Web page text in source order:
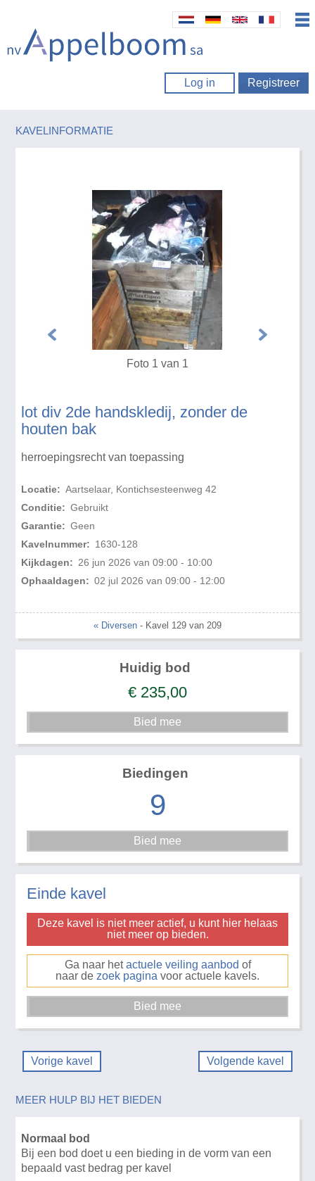
Log in Registreer
KAVELINFORMATIE
lot div 2de handskledij, zonder de
houten bak
herroepingsrecht van toepassing
Locatie: Aartselaar, Kontichsesteenweg 42
Conditie: Gebruikt
Garantie: Geen
Kavelnummer: 1630-128
Kijkdagen: 26 jun 2026 van 09:00 - 10:00
Ophaaldagen: 02 jul 2026 van 09:00 - 12:00
Foto 1 van 1
« Diversen - Kavel 129 van 209
Huidig bod
€ 235,00
Biedingen
9
Einde kavel
Deze kavel is niet meer actief, u kunt hier helaas
niet meer op bieden.
Ga naar hetactuele veiling aanbod of
naar de zoek pagina voor actuele kavels.
Vorige kavel Volgende kavel
MEER HULP BIJ HET BIEDEN
Normaal bod
Bij een bod doet u een bieding in de vorm van een
bepaald vast bedrag per kavel